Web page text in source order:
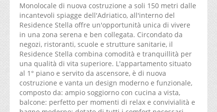
Monolocale di nuova costruzione a soli 150 metri dalle
incantevoli spiagge dell'Adriatico, all'interno del
Residence Stella offre un'opportunità unica di vivere
in una zona serena e ben collegata. Circondato da
negozi, ristoranti, scuole e strutture sanitarie, il
Residence Stella combina comodità e tranquillità per
una qualità di vita superiore. L'appartamento situato
al 1° piano e servito da ascensore, è di nuova
costruzione e vanta un design moderno e funzionale,
composto da: ampio soggiorno con cucina a vista,
balcone: perfetto per momenti di relax e convivialità e